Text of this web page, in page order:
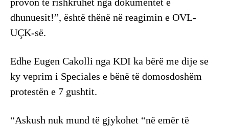
dhunuesit!”, është thënë në reagimin e OVL-
UÇK-së.
Edhe Eugen Cakolli nga KDI ka bërë me dije se
ky veprim i Speciales e bënë të domosdoshëm
protestën e 7 gushtit.
“Askush nuk mund të gjykohet “në emër të